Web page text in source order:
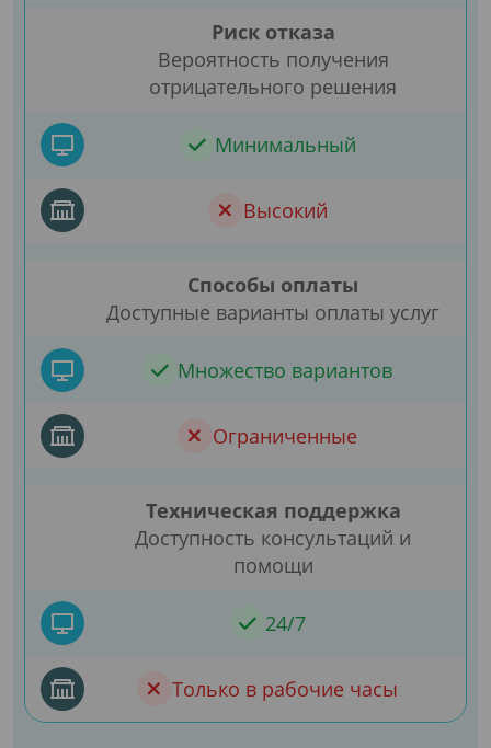
Риск отказа
Вероятность получения
отрицательного решения
Минимальный
Высокий
Способы оплаты
Доступные варианты оплаты услуг
Множество вариантов
Ограниченные
Техническая поддержка
Доступность консультаций и
помощи
24/7
Только в рабочие часы